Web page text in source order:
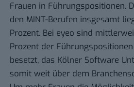
Frauen in Führungspositionen.
den MINT-Berufen insgesamt
Prozent. Bei eyeo sind
Prozent der
besetzt, das Kölner Software
somit weit über dem